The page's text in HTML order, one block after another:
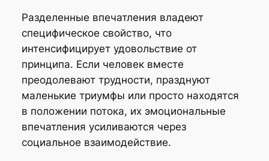
Разделенные впечатления владеют
специфическое свойство, что
интенсифицирует удовольствие от
принципа. Если человек вместе
преодолевают трудности, празднуют
маленькие триумфы или просто находятся
в положении потока, их эмоциональные
впечатления усиливаются через
социальное взаимодействие.